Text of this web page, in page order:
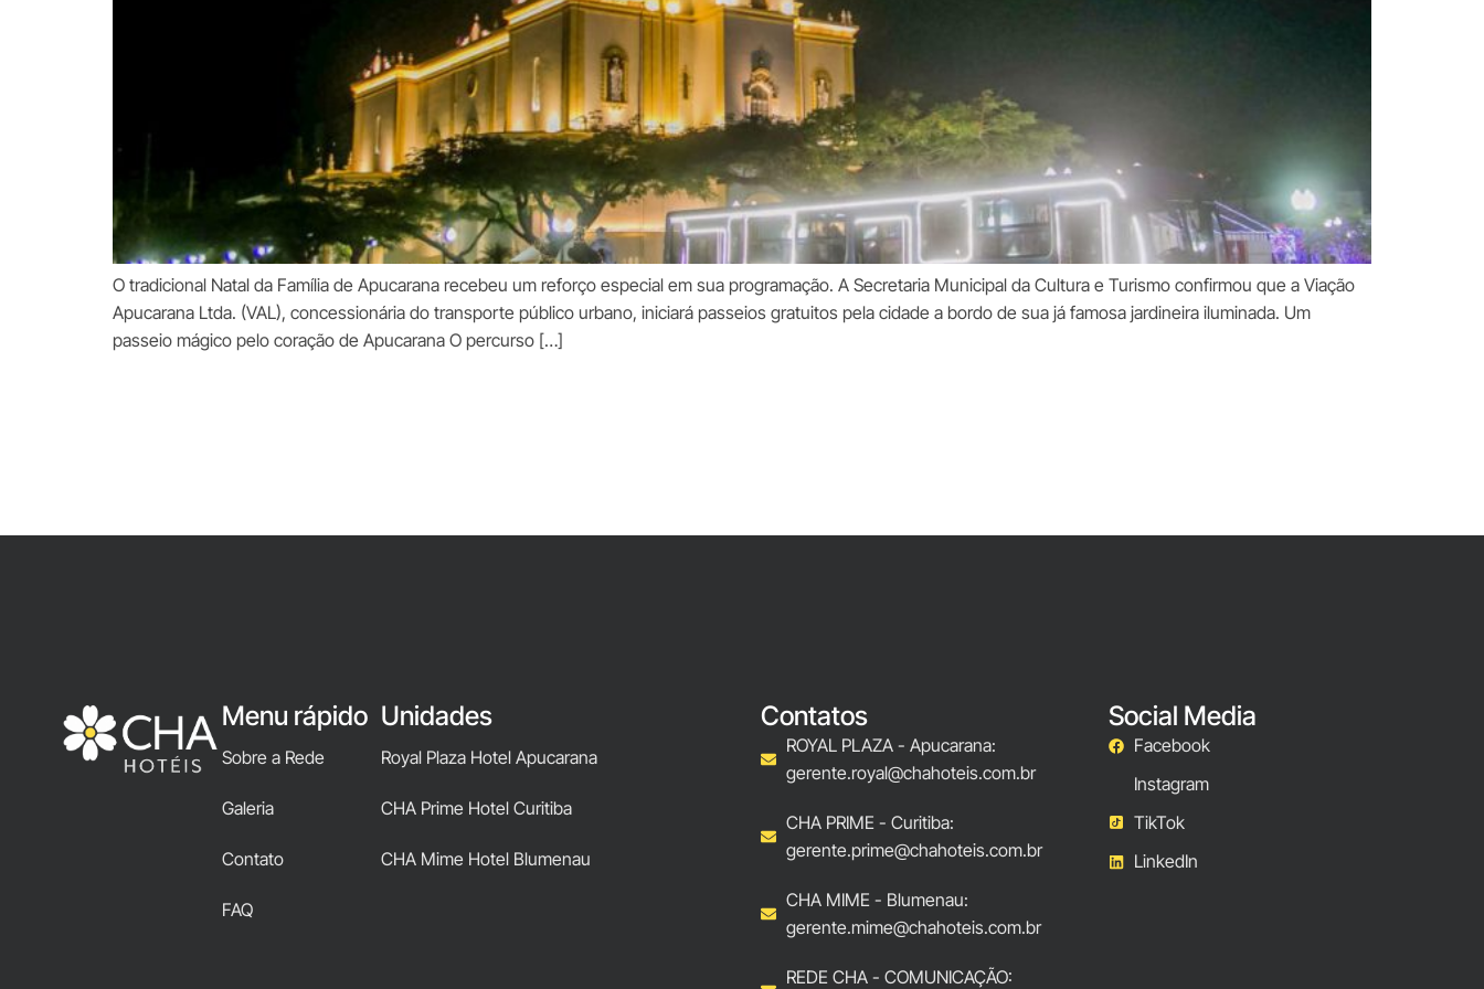
O tradicional Natal da Família de Apucarana recebeu um reforço especial em sua programação. A Secretaria Municipal da Cultura e Turismo confirmou que a Viação
Apucarana Ltda. (VAL), concessionária do transporte público urbano, iniciará passeios gratuitos pela cidade a bordo de sua já famosa jardineira iluminada. Um
passeio mágico pelo coração de Apucarana O percurso […]
Menu rápido
Sobre a Rede
Galeria
Contato
FAQ
Unidades
Royal Plaza Hotel Apucarana
CHA Prime Hotel Curitiba
CHA Mime Hotel Blumenau
Contatos
ROYAL PLAZA - Apucarana:
gerente.royal@chahoteis.com.br
CHA PRIME - Curitiba:
gerente.prime@chahoteis.com.br
CHA MIME - Blumenau:
gerente.mime@chahoteis.com.br
REDE CHA - COMUNICAÇÃO:
Social Media
Facebook
Instagram
TikTok
LinkedIn